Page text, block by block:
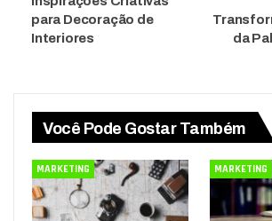
para Decoração de
Interiores
da
Você Pode Gostar Também
MARKETING MARKETING